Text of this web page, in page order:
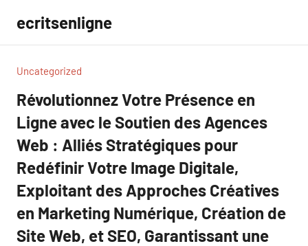
contenu
ecritsenligne
Uncategorized
Révolutionnez Votre Présence en
Ligne avec le Soutien des Agences
Web : Alliés Stratégiques pour
Redéfinir Votre Image Digitale,
Exploitant des Approches Créatives
en Marketing Numérique, Création de
Site Web, et SEO, Garantissant une